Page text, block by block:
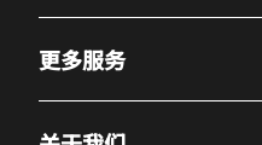
更多服务